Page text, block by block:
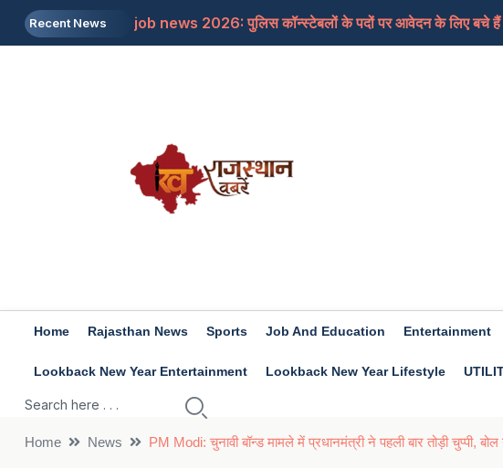
Recent News
job news 2026: पुलिस कॉन्स्टेबलों के पदों पर आवेदन के लिए बचे
Rashifal 7 aug 2026: इन राशियों के जातकों के लिए मिला जुला
Home Rajasthan News Sports Job And Education Entertainment
Lookback New Year Entertainment Lookback New Year Lifestyle
Home News PM Modi: चुनावी बॉन्ड मामले में प्रधानमंत्री ने पहली बार तोड़ी चुप्पी,